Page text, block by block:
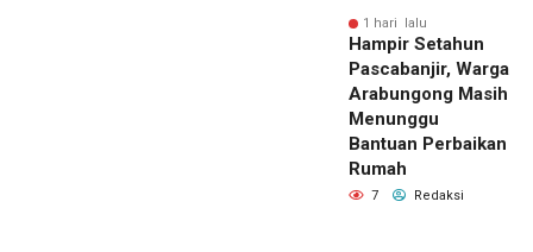
1 hari lalu
Hampir Setahun
Pascabanjir, Warga
Arabungong Masih
Menunggu
Bantuan Perbaikan
Rumah
7 Redaksi